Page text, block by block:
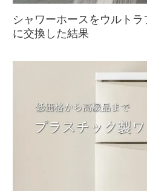
シャワーホースをウルト
に交換した結果